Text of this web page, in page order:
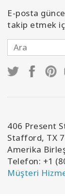
E-posta
takip etmek
406 Present
Stafford, TX
Amerika
Telefon: +1
Müşteri